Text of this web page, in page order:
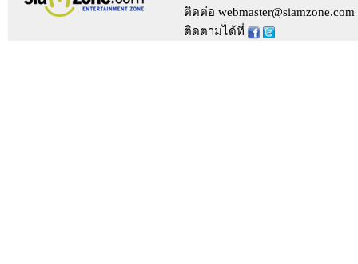
ติดต่อ webmaster@siamzone.com
ติดตามได้ที่